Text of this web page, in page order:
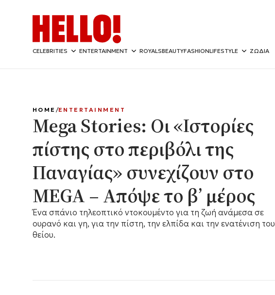
CELEBRITIES ENTERTAINMENT ROYALSBEAUTYFASHIONLIFESTYLE ΖΩΔΙΑ
HOME ENTERTAINMENT
Mega Stories: Οι «Ιστορίες
πίστης στο περιβόλι της
Παναγίας» συνεχίζουν στο
MEGA – Απόψε το β’ μέρος
Ένα σπάνιο τηλεοπτικό ντοκουμέντο για τη ζωή ανάμεσα σε
ουρανό και γη, για την πίστη, την ελπίδα και την ενατένιση του
θείου.